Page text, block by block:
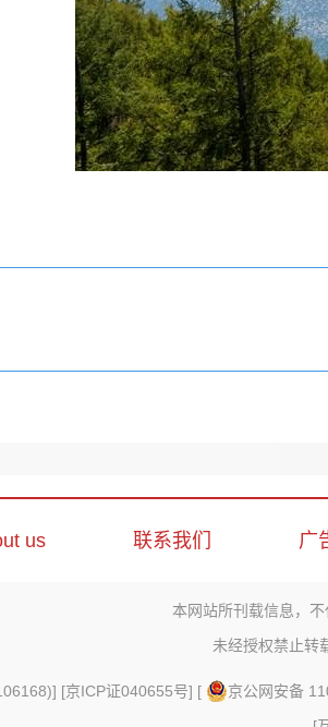
us 联系我们 广
本网站所刊载信息，
未经授权禁止转
] [京ICP证040655号] [ 京公网安备